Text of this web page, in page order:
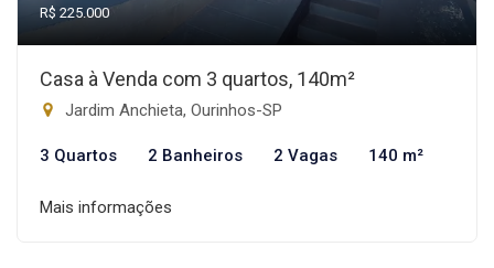
R$ 225.000
Casa à Venda com 3 quartos, 140m²
Jardim Anchieta, Ourinhos-SP
3 Quartos 2 Banheiros 2 Vagas 140 m²
Mais informações